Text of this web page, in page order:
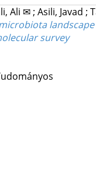
Ali ✉; Asili, Javad ;
survey